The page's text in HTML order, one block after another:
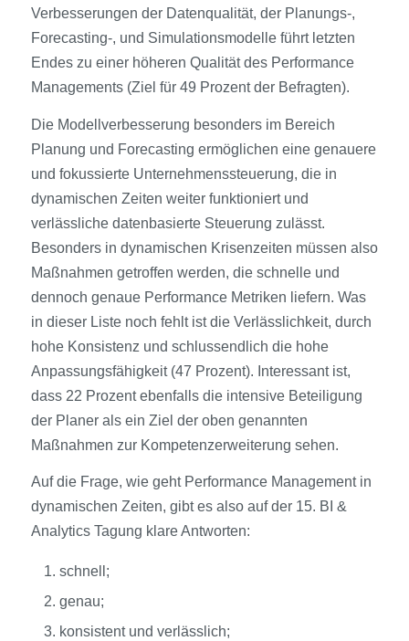
Verbesserungen der Datenqualität, der Planungs-,
Forecasting-, und Simulationsmodelle führt letzten
Endes zu einer höheren Qualität des Performance
Managements (Ziel für 49 Prozent der Befragten).
Die Modellverbesserung besonders im Bereich
Planung und Forecasting ermöglichen eine genauere
und fokussierte Unternehmens­steuerung, die in
dynamischen Zeiten weiter funktioniert und
verlässliche datenbasierte Steuerung zulässt.
Besonders in dynamischen Krisenzeiten müssen also
Maßnahmen getroffen werden, die schnelle und
dennoch genaue Performance Metriken liefern. Was
in dieser Liste noch fehlt ist die Verlässlichkeit, durch
hohe Konsistenz und schlussendlich die hohe
Anpassungsfähigkeit (47 Prozent). Interessant ist,
dass 22 Prozent ebenfalls die intensive Beteiligung
der Planer als ein Ziel der oben genannten
Maßnahmen zur Kompetenzerweiterung sehen.
Auf die Frage, wie geht Performance Management in
dynamischen Zeiten, gibt es also auf der 15. BI &
Analytics Tagung klare Antworten:
schnell;
genau;
konsistent und verlässlich;